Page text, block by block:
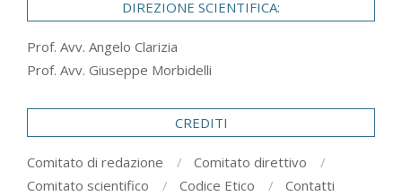
DIREZIONE SCIENTIFICA:
Prof. Avv. Angelo Clarizia
Prof. Avv. Giuseppe Morbidelli
CREDITI
Comitato di redazione
Comitato direttivo
Comitato scientifico
Codice Etico Contatti